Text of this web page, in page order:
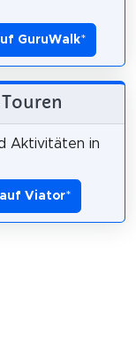
GuruWalk*
Aktivitäten in
Viator*